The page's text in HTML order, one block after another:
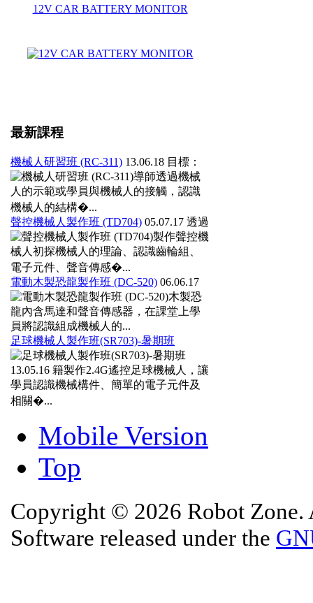
12V CAR BATTERY MONITOR
最新課程
機械人研習班 (RC-311) 13.06.18 目標：
導師透過機械
人的示範或學員與機械人的接觸，認識
機械人的結構�...
聲控機械人製作班 (TD704) 05.07.17 透過
製作聲控機
械人初探機械人的理論、認識齒輪組、
電子元件、聲音傳感�...
電動木製恐龍製作班 (DC-520) 06.06.17
木製恐
龍內含馬達和聲音傳感器，在課堂上學
員將認識組成機械人的...
足球機械人製作班(SR703)-暑期班
13.05.16 籍製作2.4G遙控足球機械人，讓
學員認識機械構件、簡單的電子元件及
相關�...
Mobile Version
Top
Copyright © 2026 Robot Zone.
Software released under the